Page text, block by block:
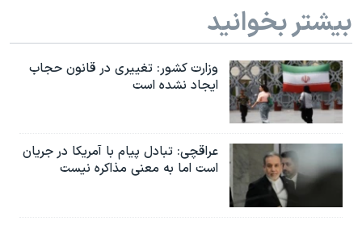
بیشتر بخوانید
وزارت کشور: تغییری در قانون حجاب
ایجاد نشده است
عراقچی: تبادل پیام با آمریکا در جریان
است اما به معنی مذاکره نیست